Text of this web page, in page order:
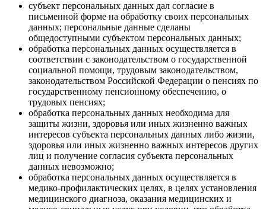
субъект персональных данных дал согласие в
письменной форме на обработку своих персональных
данных; персональные данные сделаны
общедоступными субъектом персональных данных;
обработка персональных данных осуществляется в
соответствии с законодательством о государственной
социальной помощи, трудовым законодательством,
законодательством Российской Федерации о пенсиях по
государственному пенсионному обеспечению, о
трудовых пенсиях;
обработка персональных данных необходима для
защиты жизни, здоровья или иных жизненно важных
интересов субъекта персональных данных либо жизни,
здоровья или иных жизненно важных интересов других
лиц и получение согласия субъекта персональных
данных невозможно;
обработка персональных данных осуществляется в
медико-профилактических целях, в целях установления
медицинского диагноза, оказания медицинских и